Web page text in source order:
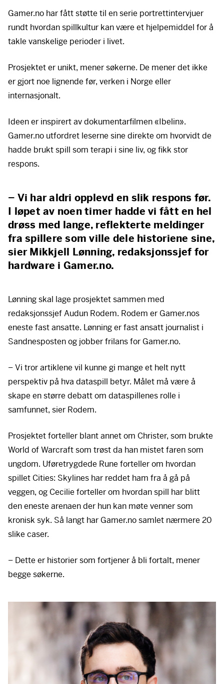
Gamer.no har fått støtte til en serie portrettintervjuer
rundt hvordan spillkultur kan være et hjelpemiddel for å
takle vanskelige perioder i livet.
Prosjektet er unikt, mener søkerne. De mener det ikke
er gjort noe lignende før, verken i Norge eller
internasjonalt.
Ideen er inspirert av dokumentarfilmen «Ibelin».
Gamer.no utfordret leserne sine direkte om hvorvidt de
hadde brukt spill som terapi i sine liv, og fikk stor
respons.
– Vi har aldri opplevd en slik respons før.
I løpet av noen timer hadde vi fått en hel
drøss med lange, reflekterte meldinger
fra spillere som ville dele historiene sine,
sier Mikkjell Lønning, redaksjonssjef for
hardware i Gamer.no.
Lønning skal lage prosjektet sammen med
redaksjonssjef Audun Rodem. Rodem er Gamer.nos
eneste fast ansatte. Lønning er fast ansatt journalist i
Sandnesposten og jobber frilans for Gamer.no.
– Vi tror artiklene vil kunne gi mange et helt nytt
perspektiv på hva dataspill betyr. Målet må være å
skape en større debatt om dataspillenes rolle i
samfunnet, sier Rodem.
Prosjektet forteller blant annet om Christer, som brukte
World of Warcraft som trøst da han mistet faren som
ungdom. Uføretrygdede Rune forteller om hvordan
spillet Cities: Skylines har reddet ham fra å gå på
veggen, og Cecilie forteller om hvordan spill har blitt
den eneste arenaen der hun kan møte venner som
kronisk syk. Så langt har Gamer.no samlet nærmere 20
slike caser.
– Dette er historier som fortjener å bli fortalt, mener
begge søkerne.